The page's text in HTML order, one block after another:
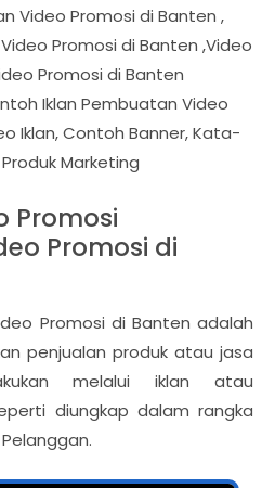
Video Promosi di Banten ,
Promosi di Banten ,Video
Promosi di Banten
Iklan Pembuatan Video
Iklan, Contoh Banner, Kata-
Marketing
Promosi
Promosi di
Promosi di Banten adalah
penjualan produk atau jasa
melalui iklan atau
diungkap dalam rangka